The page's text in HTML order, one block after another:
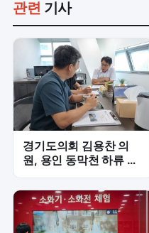
관련 기사
경기도의회 김용찬 의
원, 용인 동막천 하류 재
해위험 해소 위한 하천정
비 속도전